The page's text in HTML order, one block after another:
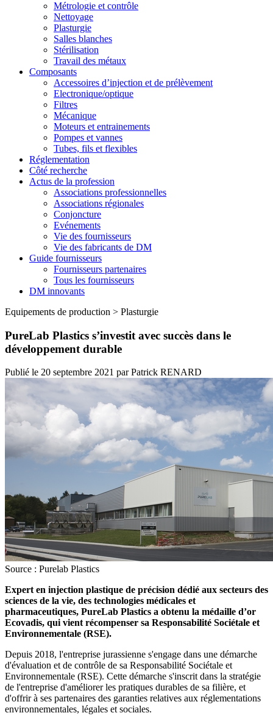
Métrologie et contrôle
Nettoyage
Plasturgie
Salles blanches
Stérilisation
Travail des métaux
Composants
Accessoires d’injection et de prélèvement
Electronique/optique
Filtres
Mécanique
Moteurs et entrainements
Pompes et vannes
Tubes, fils et flexibles
Réglementation
Côté recherche
Actus de la profession
Associations professionnelles
Associations régionales
Conjoncture
Evénements
Vie des fournisseurs
Vie des fabricants de DM
Guide fournisseurs
Fournisseurs partenaires
Tous les fournisseurs
DM innovants
Equipements de production > Plasturgie
PureLab Plastics s’investit avec succès dans le
développement durable
Publié le 20 septembre 2021 parPatrick RENARD
Source : Purelab Plastics
Expert en injection plastique de précision dédié aux secteurs des
sciences de la vie, des technologies médicales et
pharmaceutiques, PureLab Plastics a obtenu la médaille d’or
Ecovadis, qui vient récompenser sa Responsabilité Sociétale et
Environnementale (RSE).
Depuis 2018, l'entreprise jurassienne s'engage dans une démarche
d'évaluation et de contrôle de sa Responsabilité Sociétale et
Environnementale (RSE). Cette démarche s'inscrit dans la stratégie
de l'entreprise d'améliorer les pratiques durables de sa filière, et
d'offrir à ses partenaires des garanties relatives aux réglementations
environnementales, légales et sociales.